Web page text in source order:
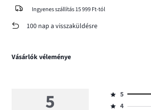
Ingyenes szállítás 15 999 Ft-tól
100 nap a visszaküldésre
Vásárlók véleménye
5
Osztályzat
5
4